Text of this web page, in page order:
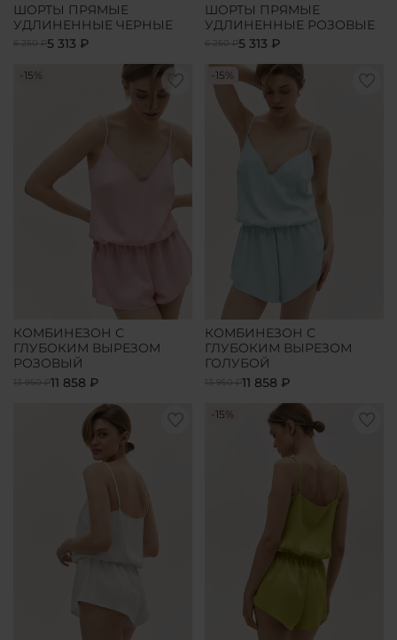
ШОРТЫ ПРЯМЫЕ
УДЛИНЕННЫЕ ЧЕРНЫЕ
6 250 ₽5 313 ₽
ШОРТЫ ПРЯМЫЕ
УДЛИНЕННЫЕ РОЗОВЫЕ
6 250 ₽5 313 ₽
-15%
КОМБИНЕЗОН С
ГЛУБОКИМ ВЫРЕЗОМ
РОЗОВЫЙ
13 950 ₽11 858 ₽
-15%
КОМБИНЕЗОН С
ГЛУБОКИМ ВЫРЕЗОМ
ГОЛУБОЙ
13 950 ₽11 858 ₽
-15%